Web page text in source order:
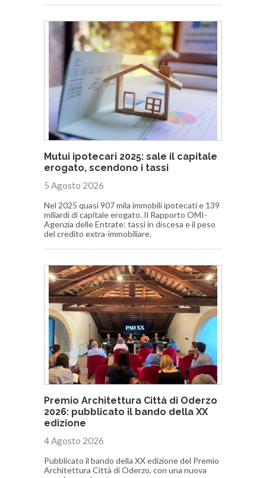
Mutui ipotecari 2025: sale il capitale
erogato, scendono i tassi
5 Agosto 2026
Nel 2025 quasi 907 mila immobili ipotecati e 139
miliardi di capitale erogato. Il Rapporto OMI-
Agenzia delle Entrate: tassi in discesa e il peso
del credito extra-immobiliare.
Premio Architettura Città di Oderzo
2026: pubblicato il bando della XX
edizione
4 Agosto 2026
Pubblicato il bando della XX edizione del Premio
Architettura Città di Oderzo, con una nuova